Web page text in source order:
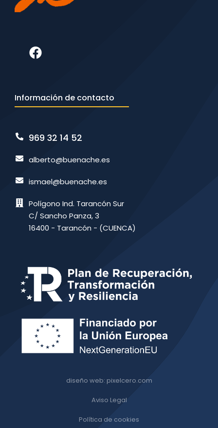
Información de contacto
969 32 14 52
alberto@buenache.es
ismael@buenache.es
Polígono Ind. Tarancón Sur
C/ Sancho Panza, 3
16400 - Tarancón - (CUENCA)
diseño web: pixelcero.com
Aviso Legal
Política de cookies